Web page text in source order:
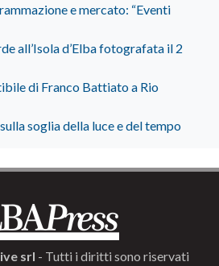
e mercato: “Eventi
all’Isola d’Elba fotografata il 2
di Franco Battiato a Rio
soglia della luce e del tempo
srl - Tutti i diritti sono riservati